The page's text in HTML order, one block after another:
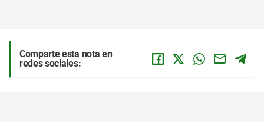
Comparte esta nota en
redes sociales: